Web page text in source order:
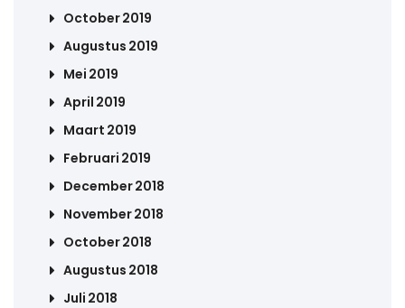
October 2019
Augustus 2019
Mei 2019
April 2019
Maart 2019
Februari 2019
December 2018
November 2018
October 2018
Augustus 2018
Juli 2018